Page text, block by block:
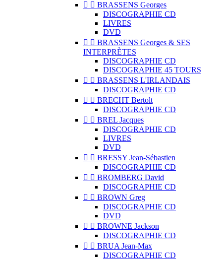
  BRASSENS Georges
DISCOGRAPHIE CD
LIVRES
DVD
  BRASSENS Georges & SES
INTERPRÈTES
DISCOGRAPHIE CD
DISCOGRAPHIE 45 TOURS
  BRASSENS L'IRLANDAIS
DISCOGRAPHIE CD
  BRECHT Bertolt
DISCOGRAPHIE CD
  BREL Jacques
DISCOGRAPHIE CD
LIVRES
DVD
  BRESSY Jean-Sébastien
DISCOGRAPHIE CD
  BROMBERG David
DISCOGRAPHIE CD
  BROWN Greg
DISCOGRAPHIE CD
DVD
  BROWNE Jackson
DISCOGRAPHIE CD
  BRUA Jean-Max
DISCOGRAPHIE CD